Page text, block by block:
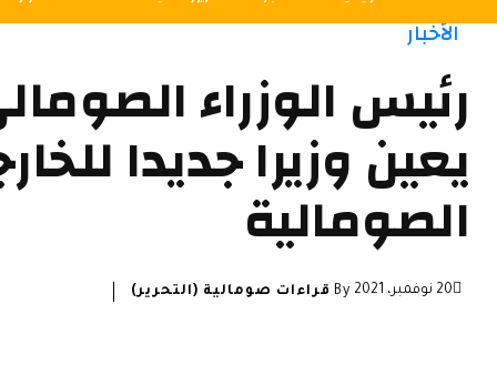
الأخبار
رئيس الوزراء
يعين وزيرا جديدا
الصومالية
20 نوفمبر، 2021 By قراءات صومالية (التحرير)